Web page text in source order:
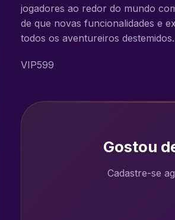
jogadores ao redor do mundo
de que novas funcionalidades e
todos os aventureiros destemidos.
VIP599
Gostou
Cadastre-se